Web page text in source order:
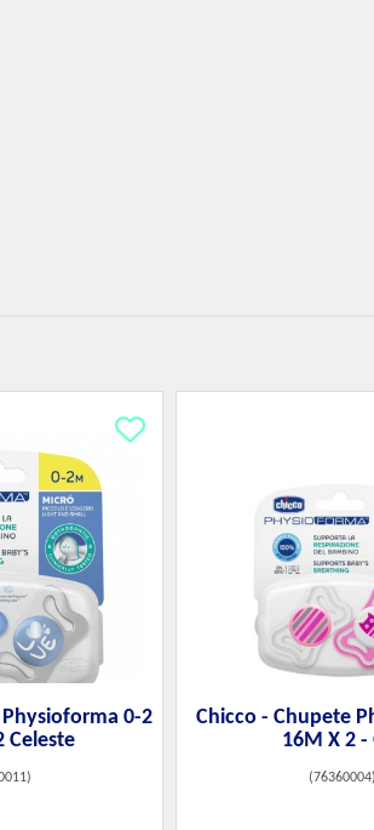
0-2
Celeste
)
Chicco - Chupete
16M X 2 -
(76360004)